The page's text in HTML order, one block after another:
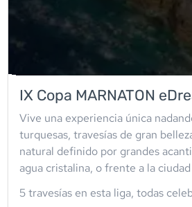
IX Copa MARNATON
Vive una experiencia única
turquesas, travesías de gran
natural definido por grandes
agua cristalina, o frente a la
5travesías en esta liga, todas